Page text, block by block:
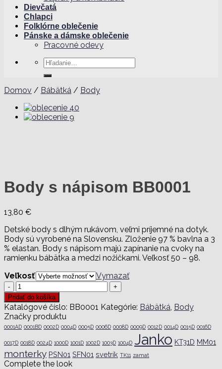
Dievčatá
Chlapci
Folklórne oblečenie
Pánske a dámske oblečenie
Pracovné odevy
Hľadať:
Domov / Bábätká / Body
Body s nápisom BB0001
13,80 €
Detské body s dlhým rukávom, veľmi príjemné na dotyk.
Body sú vyrobené na Slovensku. Zloženie 97 % bavlna a 3
% elastan. Body s nápisom majú zapínanie na cvoky na
ramienku bábätka a medzi nožičkami. Veľkosť 50 – 98.
Veľkosť
Vymazať
množstvo
Body
s
nápisom
BB0001
Pridať do košíka
Katalógové číslo: BB0001 Kategórie: Bábätká Body
Značky produktu
0001AD 0001BD 0002D 0004D 0005D 0006D 0008D 0009D 0012D 0014D 0015D 0016D
0017D 0018D 0024D 1000D 1001D 1002D 1003D 1004D Janko KT31D MM01
monterky PSN01 SFN01 svetrík TK11 zamat
Complete the look